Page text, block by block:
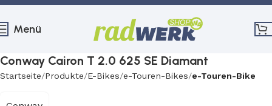
Menü
Conway Cairon T 2.0 625 SE Diamant
Startseite Produkte E-Bikes e-Touren-Bikes e-Touren-Bike